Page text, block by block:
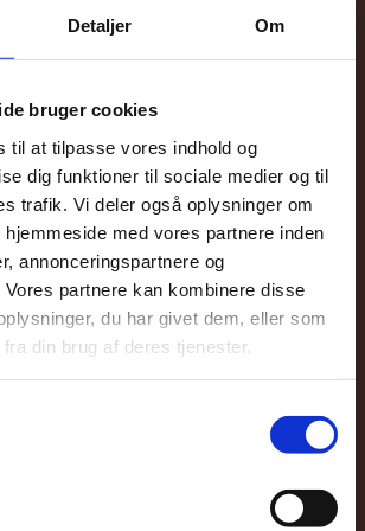
Detaljer Om
bruger cookies
til at tilpasse vores indhold og
dig funktioner til sociale medier og til
trafik. Vi deler også oplysninger om
med vores partnere inden
annonceringspartnere og
partnere kan kombinere disse
du har givet dem, eller som
din brug af deres tjenester.
Andersen
| Læsetid: 6 minutter
4-reglen? Forklaring og